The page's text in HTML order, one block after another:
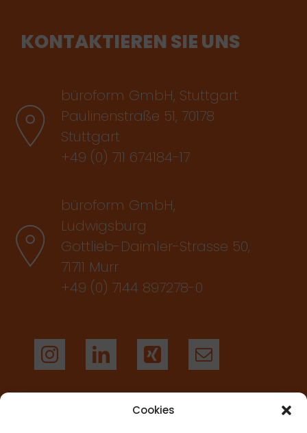
Cookies
KONTAKTIEREN SIE UNS
büroform GmbH, Stuttgart
Paulinenstraße 51, 70178
Stuttgart
+49 (0) 711 674184-17
büroform GmbH,
Ludwigsburg
Gottlieb-Daimler-Strasse 50,
71711 Murr
+49 (0) 7144 897278-0